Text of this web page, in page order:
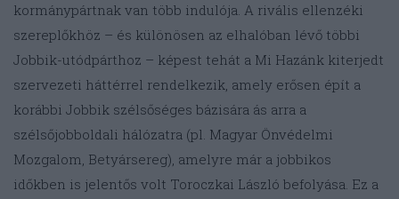
kormánypártnak van több indulója. A rivális ellenzéki
szereplőkhöz – és különösen az elhalóban lévő többi
Jobbik-utódpárthoz – képest tehát a Mi Hazánk kiterjedt
szervezeti háttérrel rendelkezik, amely erősen épít a
korábbi Jobbik szélsőséges bázisára ás arra a
szélsőjobboldali hálózatra (pl. Magyar Önvédelmi
Mozgalom, Betyársereg), amelyre már a jobbikos
időkben is jelentős volt Toroczkai László befolyása. Ez a